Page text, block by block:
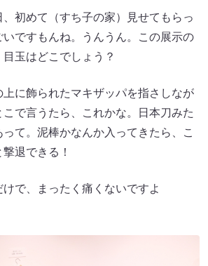
初めて（すち子の家）見せてもらっ
ですもんね。うんうん。この展示の
玉はどこでしょう？
に飾られたマキザッパを指さしなが
で言うたら、これかな。日本刀みた
て。泥棒かなんか入ってきたら、こ
退できる！
で、まったく痛くないですよ